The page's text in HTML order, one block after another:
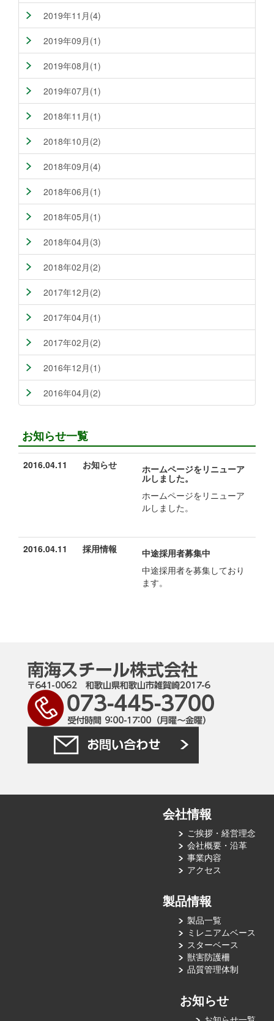
2019年11月(4)
2019年09月(1)
2019年08月(1)
2019年07月(1)
2018年11月(1)
2018年10月(2)
2018年09月(4)
2018年06月(1)
2018年05月(1)
2018年04月(3)
2018年02月(2)
2017年12月(2)
2017年04月(1)
2017年02月(2)
2016年12月(1)
2016年04月(2)
お知らせ一覧
2016.04.11 お知らせ ホームページをリニューア
ルしました。
ホームページをリニューア
ルしました。
2016.04.11 採用情報
中途採用者募集中
中途採用者を募集しており
ます。
会社情報
ご挨拶・経営理念
会社概要・沿革
事業内容
アクセス
製品情報
製品一覧
ミレニアムベース
スターベース
獣害防護柵
品質管理体制
お知らせ